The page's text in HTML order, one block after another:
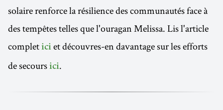
solaire renforce la résilience des communautés face à
des tempêtes telles que l'ouragan Melissa. Lis l'article
complet ici et découvres-en davantage sur les efforts
de secours ici.